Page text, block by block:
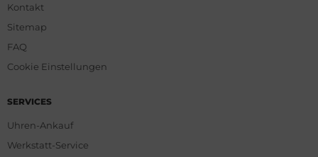
Kontakt
Sitemap
FAQ
Cookie Einstellungen
SERVICES
Uhren-Ankauf
Werkstatt-Service